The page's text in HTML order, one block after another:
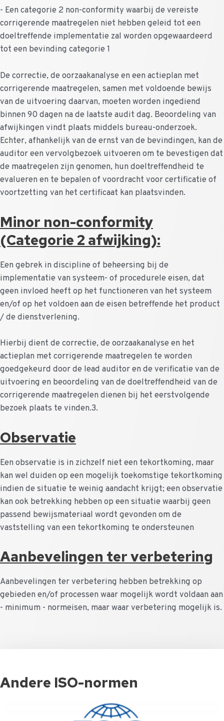
- Een categorie 2 non-conformity waarbij de vereiste
corrigerende maatregelen niet hebben geleid tot een
doeltreffende implementatie zal worden opgewaardeerd
tot een bevinding categorie 1
De correctie, de oorzaakanalyse en een actieplan met
corrigerende maatregelen, samen met voldoende bewijs
van de uitvoering daarvan, moeten worden ingediend
binnen 90 dagen na de laatste audit dag. Beoordeling van
afwijkingen vindt plaats middels bureau-onderzoek.
Echter, afhankelijk van de ernst van de bevindingen, kan de
auditor een vervolgbezoek uitvoeren om te bevestigen dat
de maatregelen zijn genomen, hun doeltreffendheid te
evalueren en te bepalen of voordracht voor certificatie of
voortzetting van het certificaat kan plaatsvinden.
Minor non-conformity
(Categorie 2 afwijking):
Een gebrek in discipline of beheersing bij de
implementatie van systeem- of procedurele eisen, dat
geen invloed heeft op het functioneren van het systeem
en/of op het voldoen aan de eisen betreffende het product
/ de dienstverlening.
Hierbij dient de correctie, de oorzaakanalyse en het
actieplan met corrigerende maatregelen te worden
goedgekeurd door de lead auditor en de verificatie van de
uitvoering en beoordeling van de doeltreffendheid van de
corrigerende maatregelen dienen bij het eerstvolgende
bezoek plaats te vinden.3.
Observatie
Een observatie is in zichzelf niet een tekortkoming, maar
kan wel duiden op een mogelijk toekomstige tekortkoming
indien de situatie te weinig aandacht krijgt; een observatie
kan ook betrekking hebben op een situatie waarbij geen
passend bewijsmateriaal wordt gevonden om de
vaststelling van een tekortkoming te ondersteunen
Aanbevelingen ter verbetering
Aanbevelingen ter verbetering hebben betrekking op
gebieden en/of processen waar mogelijk wordt voldaan aan
- minimum - normeisen, maar waar verbetering mogelijk is.
Andere ISO-normen